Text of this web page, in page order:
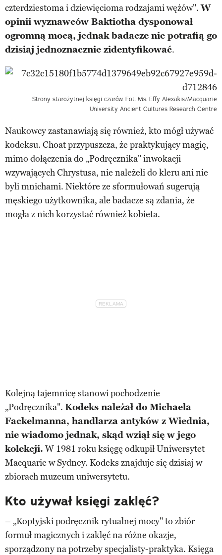
czterdziestoma i dziewięcioma rodzajami wężów".W
opinii wyznawców Baktiotha dysponował
ogromną mocą, jednak badacze nie potrafią go
dzisiaj jednoznacznie zidentyfikować.
Strony starożytnej księgi czarów. Fot. Ms. Effy Alexakis/Macquarie
University Ancient Cultures Research Centre
Naukowcy zastanawiają się również, kto mógł używać
kodeksu. Choat przypuszcza, że praktykujący magię,
mimo dołączenia do „Podręcznika" inwokacji
wzywających Chrystusa, nie należeli do kleru ani nie
byli mnichami. Niektóre ze sformułowań sugerują
męskiego użytkownika, ale badacze są zdania, że
mogła z nich korzystać również kobieta.
Kolejną tajemnicę stanowi pochodzenie
„Podręcznika". Kodeks należał do Michaela
Fackelmanna, handlarza antyków z Wiednia,
nie wiadomo jednak, skąd wziął się w jego
kolekcji. W 1981 roku księgę odkupił Uniwersytet
Macquarie w Sydney. Kodeks znajduje się dzisiaj w
zbiorach muzeum uniwersytetu.
Kto używał księgi zaklęć?
– „Koptyjski podręcznik rytualnej mocy" to zbiór
formuł magicznych i zaklęć na różne okazje,
sporządzony na potrzeby specjalisty-praktyka. Księga